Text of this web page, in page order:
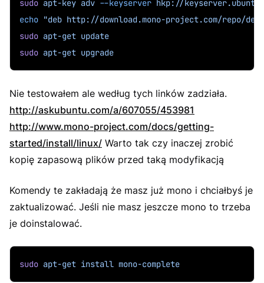
sudo apt-key adv --keyserver hkp://
echo "deb http://download.mono-project.com/repo/
sudo apt-get update
sudo apt-get upgrade
Nie testowałem ale według tych linków zadziała.
http://askubuntu.com/a/607055/453981
http://www.mono-project.com/docs/getting-
started/install/linux/ Warto tak czy inaczej zrobić
kopię zapasową plików przed taką modyfikacją
Komendy te zakładają że masz już mono i chciałbyś je
zaktualizować. Jeśli nie masz jeszcze mono to trzeba
je doinstalować.
sudo apt-get install mono-complete